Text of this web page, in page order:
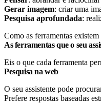
Gerar imagem: criar uma
Pesquisa aprofundada:
Como as ferramentas
As ferramentas que o seu
Eis o que cada ferramenta
Pesquisa na web
O seu assistente pode
Prefere respostas baseadas